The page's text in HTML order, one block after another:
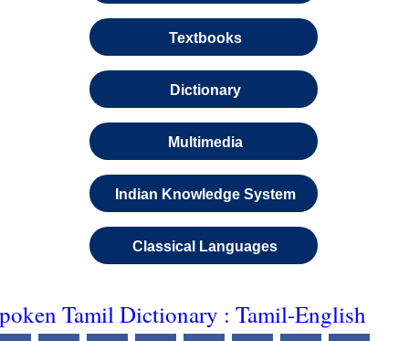
Textbooks
Dictionary
Multimedia
Indian Knowledge System
Classical Languages
Tamil Dictionary : Tamil-English